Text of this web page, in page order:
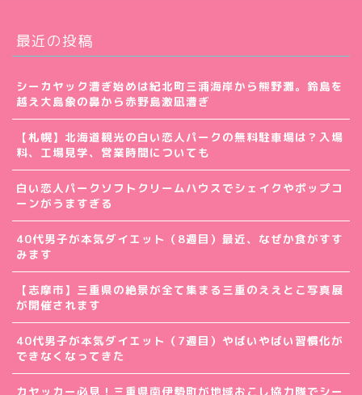
最近の投稿
シーカヤック漕ぎ始めは紀北町三浦海岸から熊野灘。鈴島を
越え大島象の鼻から赤野島激凪漕ぎ
【札幌】北海道観光の白い恋人パークの無料駐車場は？入場
料、工場見学、営業時間についても
白い恋人パークソフトクリームハウスでシェイクやポップコ
ーンがうますぎる
40代男子が本気ダイエット（8週目）最近、なぜか食がすす
みます
【志摩市】三重県の絶景が全て集まる三重のええとこ写真展
が開催されます
40代男子が本気ダイエット（7週目）やばいやばい習慣化が
できなくなってきた
カヤッカー必見！三重県南伊勢町が地域おこし協力隊でシー